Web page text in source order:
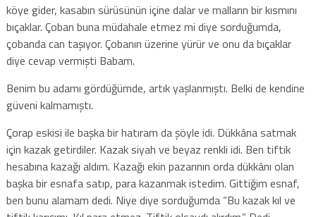
köye gider, kasabın sürüsünün içine dalar ve malların bir kısmını
bıçaklar. Çoban buna müdahale etmez mi diye sorduğumda,
çobanda can taşıyor. Çobanın üzerine yürür ve onu da bıçaklar
diye cevap vermişti Babam.
Benim bu adamı gördüğümde, artık yaşlanmıştı. Belki de kendine
güveni kalmamıştı.
Çorap eskisi ile başka bir hatıram da şöyle idi. Dükkâna satmak
için kazak getirdiler. Kazak siyah ve beyaz renkli idi. Ben tiftik
hesabına kazağı aldım. Kazağı ekin pazarının orda dükkânı olan
başka bir esnafa satıp, para kazanmak istedim. Gittiğim esnaf,
ben bunu alamam dedi. Niye diye sorduğumda “Bu kazak kıl ve